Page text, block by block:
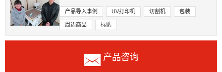
产品导入事例 UV打印机 切割机 包装
周边商品 标贴
产品咨询